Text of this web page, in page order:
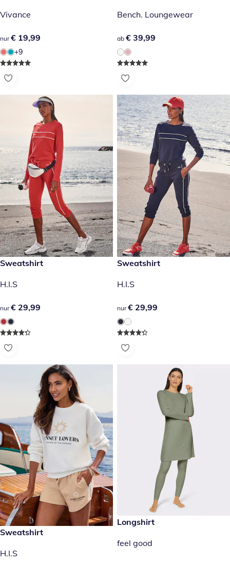
Vivance
€ 19,99
nur € 19,99
+9
Bench. Loungewear
€ 39,99
ab € 39,99
€ 29,99
Sweatshirt
H.I.S
€ 29,99
nur € 29,99
€ 29,99
Sweatshirt
H.I.S
€ 29,99
nur € 29,99
€ 29,99
Sweatshirt
H.I.S
€ 49,99
Longshirt
feel good